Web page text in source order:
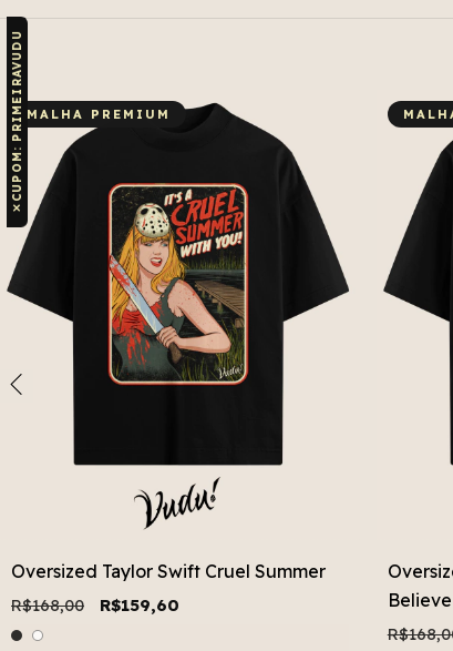
MALHA PREMIUM
Oversized Taylor Swift Cruel Summer
R$168,00 R$159,60
Believe
✕
CUPOM: PRIMEIRAVUDU